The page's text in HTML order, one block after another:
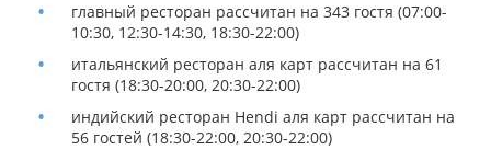
главный ресторан рассчитан на 343 гостя (07:00-
10:30, 12:30-14:30, 18:30-22:00)
итальянский ресторан аля карт рассчитан на 61
гостя (18:30-20:00, 20:30-22:00)
индийский ресторан Hendi аля карт рассчитан на
56 гостей (18:30-22:00, 20:30-22:00)